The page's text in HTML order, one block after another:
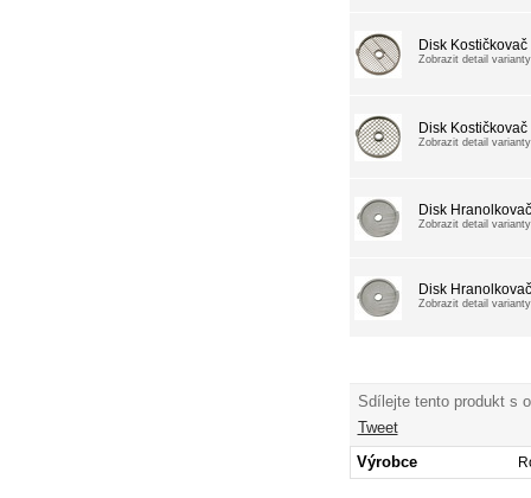
Disk
Zobrazit detail varianty
Disk
Zobrazit detail varianty
Disk
Zobrazit detail varianty
Disk
Zobrazit detail varianty
Sdílejte tento produkt s
Tweet
Výrobce